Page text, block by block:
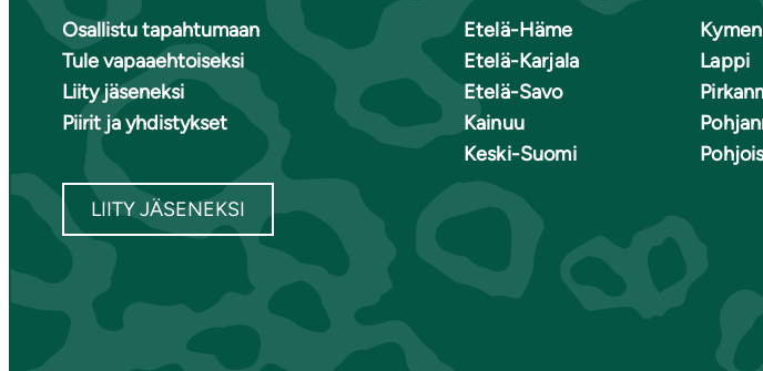
Osallistu tapahtumaan
Tule vapaaehtoiseksi
Liity jäseneksi
Piirit ja yhdistykset
LIITY JÄSENEKSI
Etelä-Häme
Etelä-Karjala
Etelä-Savo
Kainuu
Keski-Suomi
Lappi